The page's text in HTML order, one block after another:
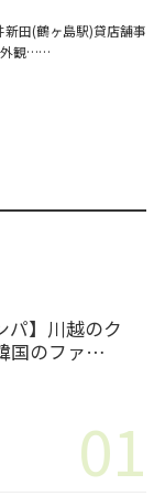
新田(鶴ヶ島駅)貸店舗事
外観……
パ】川越のク
国のファ…
01